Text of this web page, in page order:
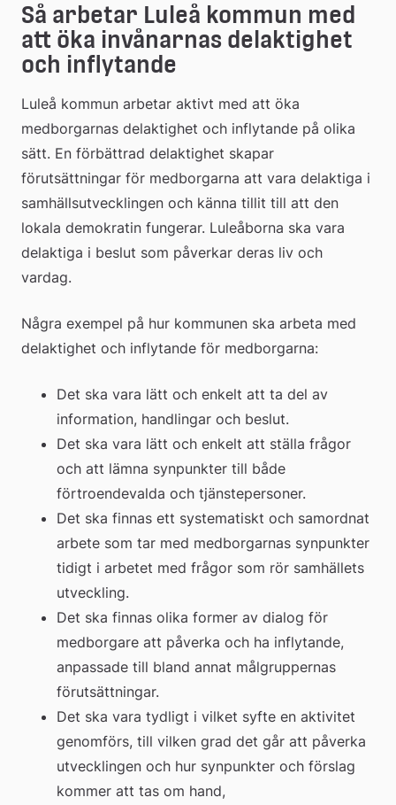
Så arbetar Luleå kommun med
att öka invånarnas delaktighet
och inflytande
Luleå kommun arbetar aktivt med att öka
medborgarnas delaktighet och inflytande på olika
sätt. En förbättrad delaktighet skapar
förutsättningar för medborgarna att vara delaktiga i
samhällsutvecklingen och känna tillit till att den
lokala demokratin fungerar. Luleåborna ska vara
delaktiga i beslut som påverkar deras liv och
vardag.
Några exempel på hur kommunen ska arbeta med
delaktighet och inflytande för medborgarna:
Det ska vara lätt och enkelt att ta del av
information, handlingar och beslut.
Det ska vara lätt och enkelt att ställa frågor
och att lämna synpunkter till både
förtroendevalda och tjänstepersoner.
Det ska finnas ett systematiskt och samordnat
arbete som tar med medborgarnas synpunkter
tidigt i arbetet med frågor som rör samhällets
utveckling.
Det ska finnas olika former av dialog för
medborgare att påverka och ha inflytande,
anpassade till bland annat målgruppernas
förutsättningar.
Det ska vara tydligt i vilket syfte en aktivitet
genomförs, till vilken grad det går att påverka
utvecklingen och hur synpunkter och förslag
kommer att tas om hand,